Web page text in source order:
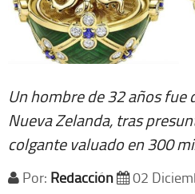
Un hombre de 32 años fue
Nueva Zelanda, tras
colgante valuado en 300
Por: Redacción 02